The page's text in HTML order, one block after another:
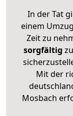
In der Tat
einem
Zeit zu
sorgfältig zu
Mit der
Mosbach